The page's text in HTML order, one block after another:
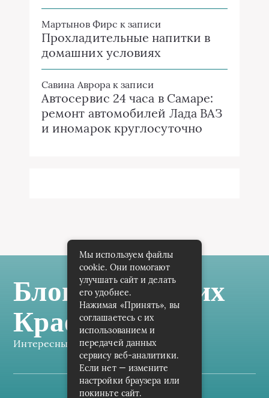
Мартынов Фирс к записи
Прохладительные напитки в
домашних условиях
Савина Аврора к записи
Автосервис 24 часа в Самаре:
ремонт автомобилей Лада ВАЗ
и иномарок круглосуточно
Блог Самарских
Краеведов
Интересные заметки каждый день
Мы используем файлы
cookie. Они помогают
улучшать сайт и делать
его удобнее.
Нажимая «Принять», вы
соглашаетесь с их
использованием и
передачей данных
сервису веб-аналитики.
Если нет — измените
настройки браузера или
покиньте сайт.